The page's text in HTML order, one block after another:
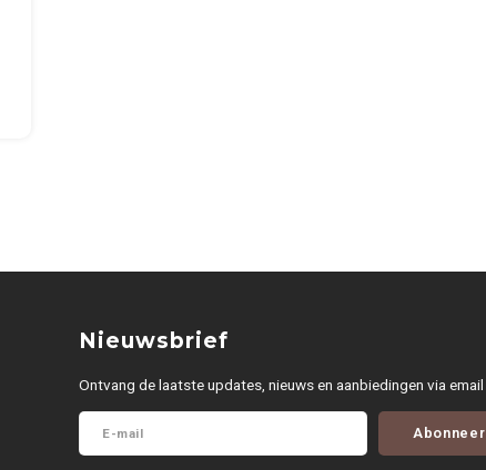
Nieuwsbrief
Ontvang de laatste updates, nieuws en aanbiedingen via email
Abonneer